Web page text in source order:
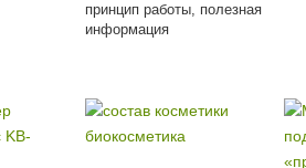
принцип работы, полезная
информация